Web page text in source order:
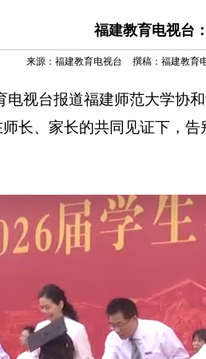
福建教育电视台
来源： 福建教育电视台 撰稿： 福建教育
电视台报道福建师范大学协
长、家长的共同见证下，